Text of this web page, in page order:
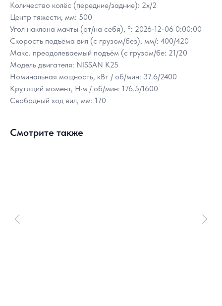
Количество колёс (передние/задние): 2x/2
Центр тяжести, мм: 500
Угол наклона мачты (от/на себя), °: 2026-12-06 0:00:00
Скорость подъёма вил (с грузом/без), мм/: 400/420
Макс. преодолеваемый подъём (с грузом/бе: 21/20
Модель двигателя: NISSAN K25
Номинальная мощность, кВт / об/мин: 37.6/2400
Крутящий момент, Н·м / об/мин: 176.5/1600
Свободный ход вил, мм: 170
Смотрите также